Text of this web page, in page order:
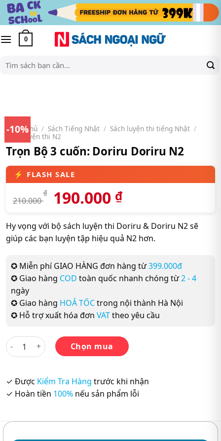
Skip
content
0
Tìm
kiếm:
-10%
Trang chủ / Sách Tiếng Nhật / Sách luyện thi tiếng Nhật /
Sách luyện thi N2
Trọn Bộ 3 cuốn: Doriru Doriru N2
210.000
₫ 190.000 ₫
Hy vọng với bộ sách luyện thi Doriru & Doriru N2 sẽ
giúp các bạn luyện tập hiệu quả N2 hơn.
✪ Miễn phí GIAO HÀNG đơn hàng từ399.000đ
✪ Giao hàng COD toàn quốc nhanh chóng từ2 - 4
ngày
✪ Giao hàng HOẢ TỐCtrong nội thành Hà Nội
✪ Hỗ trợ xuất hóa đơn VATtheo yêu cầu
Trọn Bộ 3 cuốn: Doriru Doriru N2 số lượng
Chọn mua
✓ Được Kiểm Tra Hàng trước khi nhận
✓ Hoàn tiền 100% nếu sản phẩm lỗi